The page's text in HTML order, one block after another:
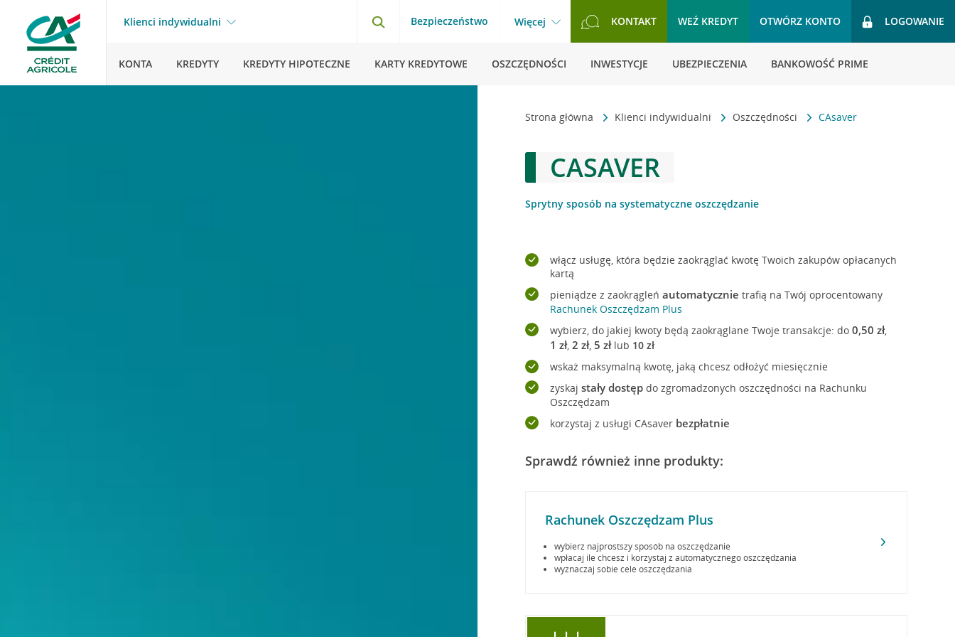
Klienci indywidualni Bezpieczeństwo Więcej KONTAKT WEŹ KREDYT OTWÓRZ KONTO LOGOWANIE
KONTA KREDYTY KREDYTY HIPOTECZNE KARTY KREDYTOWE OSZCZĘDNOŚCI INWESTYCJE UBEZPIECZENIA BANKOWOŚĆ PRIME
Strona główna Klienci indywidualni Oszczędności CAsaver
CASAVER
Sprytny sposób na systematyczne oszczędzanie
włącz usługę, która będzie zaokrąglać kwotę Twoich zakupów opłacanych
kartą
pieniądze z zaokrągleńautomatycznie trafią na Twój oprocentowany
Rachunek Oszczędzam Plus
wybierz, do jakiej kwoty będą zaokrąglane Twoje transakcje: do0,50 zł,
1 zł,2 zł,5 zł lub 10 zł
wskaż maksymalną kwotę, jaką chcesz odłożyć miesięcznie
zyskajstały dostęp do zgromadzonych oszczędności na Rachunku
Oszczędzam
korzystaj z usługi CAsaver bezpłatnie
Sprawdź również inne produkty:
Rachunek Oszczędzam Plus
wybierz najprostszy sposób na oszczędzanie
wpłacaj ile chcesz i korzystaj z automatycznego oszczędzania
wyznaczaj sobie cele oszczędzania